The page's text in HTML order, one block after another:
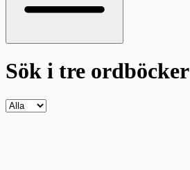
Sök i tre ordböcker